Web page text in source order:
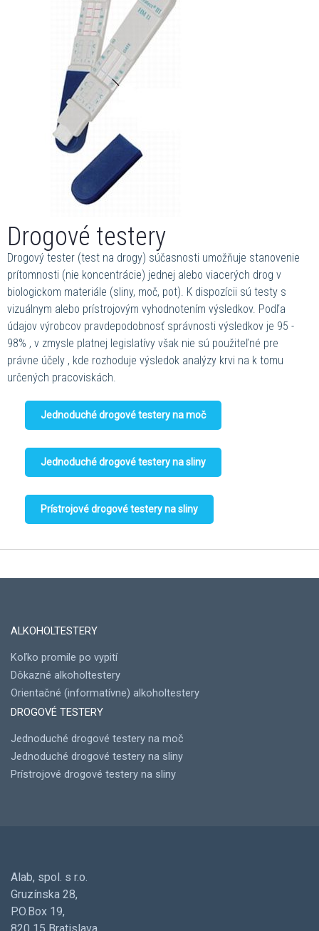
Drogové testery
Drogový tester (test na drogy) súčasnosti umožňuje stanovenie
prítomnosti (nie koncentrácie) jednej alebo viacerých drog v
biologickom materiále (sliny, moč, pot). K dispozícii sú testy s
vizuálnym alebo prístrojovým vyhodnotením výsledkov. Podľa
údajov výrobcov pravdepodobnosť správnosti výsledkov je 95 -
98% , v zmysle platnej legislatívy však nie sú použiteľné pre
právne účely , kde rozhoduje výsledok analýzy krvi na k tomu
určených pracoviskách.
Jednoduché drogové testery na moč
Jednoduché drogové testery na sliny
Prístrojové drogové testery na sliny
ALKOHOLTESTERY
Koľko promile po vypití
Dôkazné alkoholtestery
Orientačné (informatívne) alkoholtestery
DROGOVÉ TESTERY
Jednoduché drogové testery na moč
Jednoduché drogové testery na sliny
Prístrojové drogové testery na sliny
Alab, spol. s r.o.
Gruzínska 28,
P.O.Box 19,